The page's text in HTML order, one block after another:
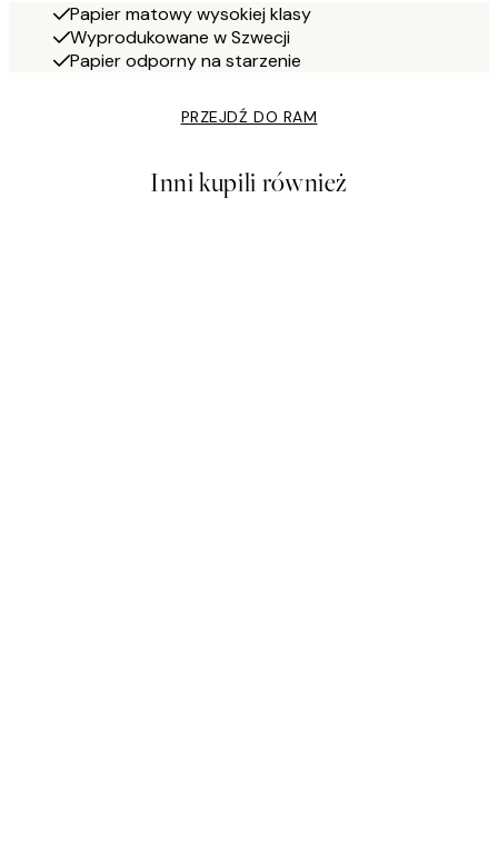
Papier matowy wysokiej klasy
Wyprodukowane w Szwecji
Papier odporny na starzenie
PRZEJDŹ DO RAM
Inni kupili również